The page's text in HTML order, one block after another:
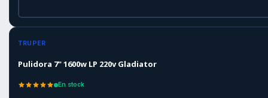
TRUPER
Pulidora 7" 1600w LP 220v Gladiator
En stock